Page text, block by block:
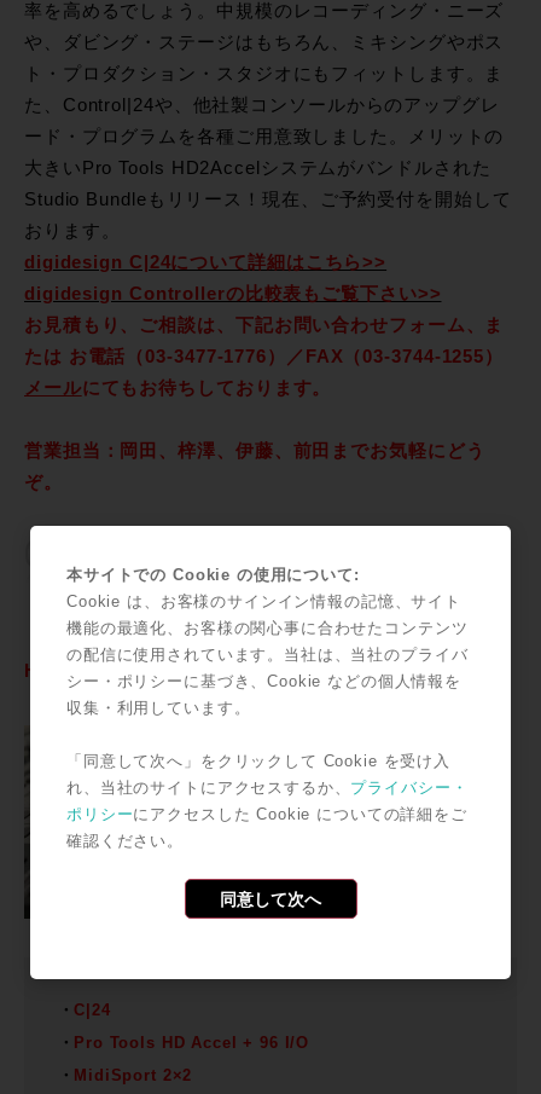
率を高めるでしょう。中規模のレコーディング・ニーズ
や、ダビング・ステージはもちろん、ミキシングやポス
ト・プロダクション・スタジオにもフィットします。ま
た、Control|24や、他社製コンソールからのアップグレ
ード・プログラムを各種ご用意致しました。メリットの
大きいPro Tools HD2Accelシステムがバンドルされた
Studio Bundleもリリース！現在、ご予約受付を開始して
おります。
digidesign C|24について詳細はこちら>>
digidesign Controllerの比較表もご覧下さい>>
お見積もり、ご相談は、下記お問い合わせフォーム、ま
たは お電話（03-3477-1776）／FAX（03-3744-1255）
メールにてもお待ちしております。
営業担当：岡田、梓澤、伊藤、前田までお気軽にどう
ぞ。
HD|C24Pro Tools Studio Bundle（PCI or PCIe）
C|24
Pro Tools HD Accel + 96 I/O
MidiSport 2×2
本サイトでの Cookie の使用について:
Cookie は、お客様のサインイン情報の記憶、サイト
機能の最適化、お客様の関心事に合わせたコンテンツ
の配信に使用されています。当社は、当社のプライバ
シー・ポリシーに基づき、Cookie などの個人情報を
収集・利用しています。
「同意して次へ」をクリックして Cookie を受け入
れ、当社のサイトにアクセスするか、 プライバシー・
ポリシーにアクセスした Cookie についての詳細をご
確認ください。
同意して次へ